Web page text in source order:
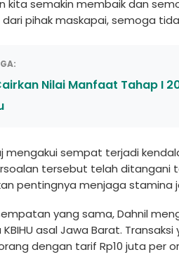
kita semakin membaik dan
pihak maskapai, semoga
Nilai Manfaat Tahap I
mengakui sempat terjadi
tersebut telah ditangani
pentingnya menjaga stamina
yang sama, Dahnil
asal Jawa Barat.
dengan tarif Rp10 juta per